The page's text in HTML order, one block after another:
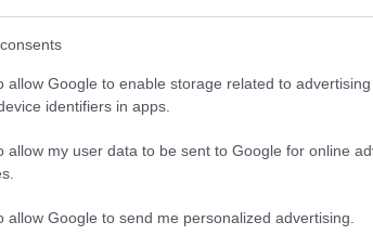
allow Google to enable storage related to
identifiers in apps.
allow my user data to be sent to Google for online
allow Google to send me personalized advertising.
«Ειρηνική Ρωσία». Η
της περιφέρειας Τούλα στη Ρωσία,
αλλά αφέθηκε ελεύθερος το 2024 στο